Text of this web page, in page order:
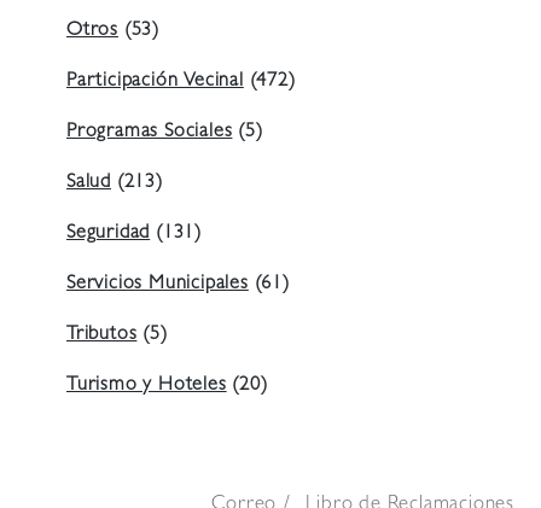
Otros (53)
Participación Vecinal(472)
Programas Sociales(5)
Salud (213)
Seguridad(131)
Servicios Municipales(61)
Tributos(5)
Turismo y Hoteles(20)